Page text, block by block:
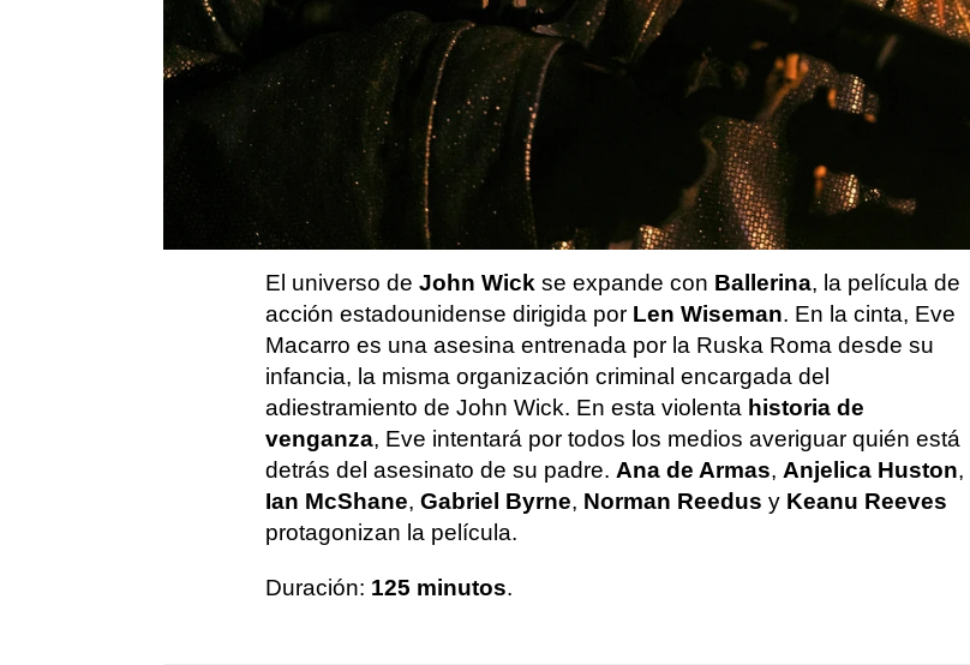
Miguel Toba
Publicado: 06 de junio de 2025, 16:31
WhatsappFacebook
El universo de John Wick se expande con Ballerina, la película de
acción estadounidense dirigida por Len Wiseman. En la cinta, Eve
Macarro es una asesina entrenada por la Ruska Roma desde su
infancia, la misma organización criminal encargada del
adiestramiento de John Wick. En esta violenta historia de
venganza, Eve intentará por todos los medios averiguar quién está
detrás del asesinato de su padre. Ana de Armas, Anjelica Huston,
Ian McShane, Gabriel Byrne, Norman Reedus y Keanu Reeves
protagonizan la película.
Duración: 125 minutos.